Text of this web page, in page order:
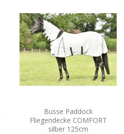
Busse Paddock
Fliegendecke COMFORT
silber 125cm